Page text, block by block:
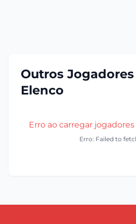
Outros
Elenco
Erro ao carregar
Erro: Failed to